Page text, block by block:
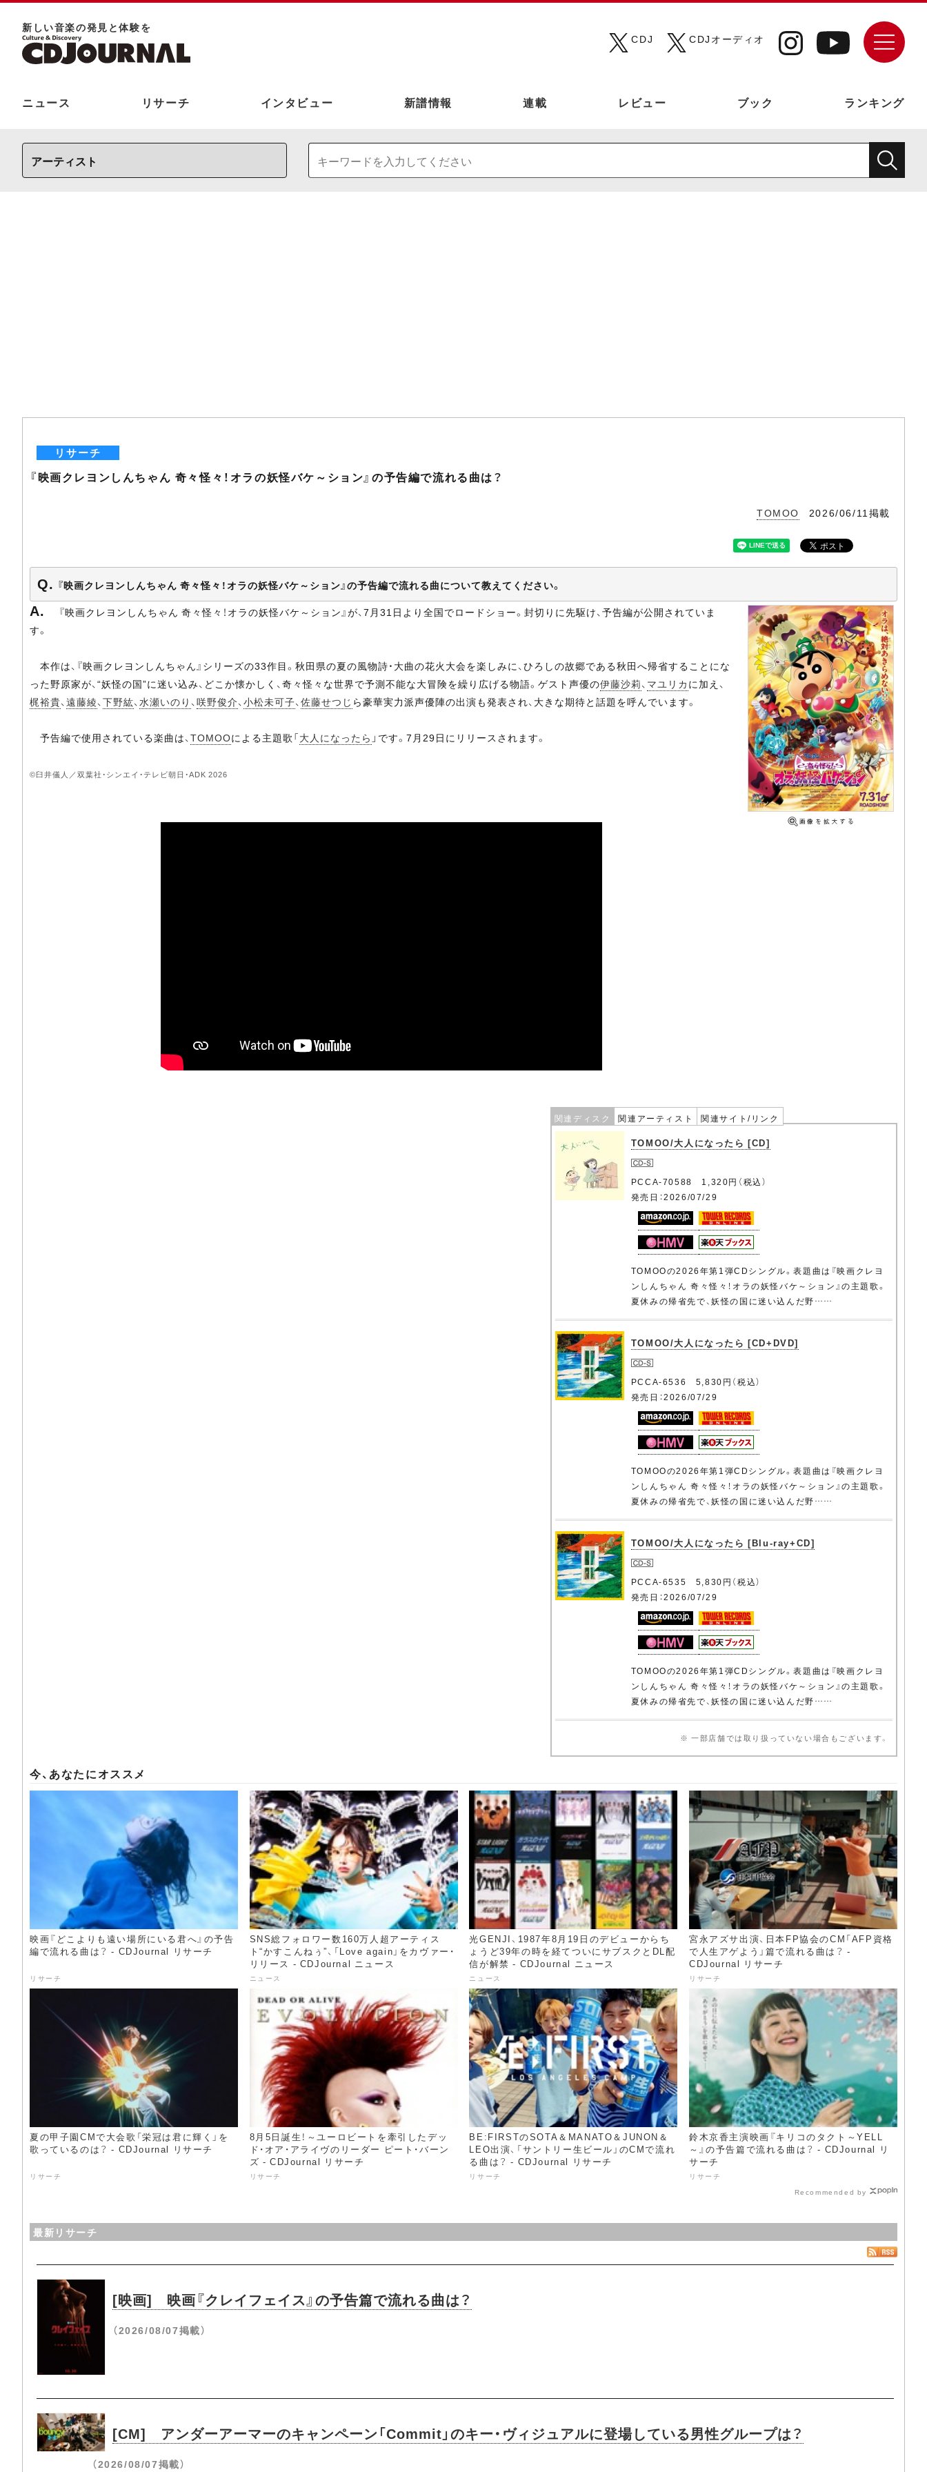
新しい⾳楽の発⾒と体験を
CDJ
CDJオーディオ
ニュース リサーチ インタビュー 新譜情報 連載 レビュー ブック ランキング
リサーチ
『映画クレヨンしんちゃん 奇々怪々！オラの妖怪バケ～ション』の予告編で流れる曲は？
TOMOO 2026/06/11掲載
『映画クレヨンしんちゃん 奇々怪々！オラの妖怪バケ～ション』の予告編で流れる曲について教えてください。
『映画クレヨンしんちゃん 奇々怪々！オラの妖怪バケ～ション』が、7月31日より全国でロードショー。封切りに先駆け、予告編が公開されていま
す。
本作は、『映画クレヨンしんちゃん』シリーズの33作目。秋田県の夏の風物詩・大曲の花火大会を楽しみに、ひろしの故郷である秋田へ帰省することにな
った野原家が、“妖怪の国”に迷い込み、どこか懐かしく、奇々怪々な世界で予測不能な大冒険を繰り広げる物語。ゲスト声優の伊藤沙莉、 マユリカ に加え、
梶裕貴、遠藤綾、下野紘、水瀬いのり 、咲野俊介、小松未可子、佐藤せつじ ら豪華実力派声優陣の出演も発表され、大きな期待と話題を呼んでいます。
予告編で使用されている楽曲は、TOMOOによる主題歌「大人になったら 」です。7月29日にリリースされます。
©臼井儀人／双葉社・シンエイ・テレビ朝日・ADK 2026
関連ディスク 関連アーティスト 関連サイト/リンク
TOMOO/大人になったら [CD]
PCCA-70588 1,320円（税込）
発売日：2026/07/29
TOMOOの2026年第1弾CDシングル。表題曲は『映画クレヨ
ンしんちゃん 奇々怪々！オラの妖怪バケ～ション』の主題歌。
夏休みの帰省先で、妖怪の国に迷い込んだ野……
TOMOO/大人になったら [CD+DVD]
PCCA-6536 5,830円（税込）
発売日：2026/07/29
TOMOOの2026年第1弾CDシングル。表題曲は『映画クレヨ
ンしんちゃん 奇々怪々！オラの妖怪バケ～ション』の主題歌。
夏休みの帰省先で、妖怪の国に迷い込んだ野……
TOMOO/大人になったら [Blu-ray+CD]
PCCA-6535 5,830円（税込）
発売日：2026/07/29
TOMOOの2026年第1弾CDシングル。表題曲は『映画クレヨ
ンしんちゃん 奇々怪々！オラの妖怪バケ～ション』の主題歌。
夏休みの帰省先で、妖怪の国に迷い込んだ野……
※ 一部店舗では取り扱っていない場合もございます。
今、あなたにオススメ
映画『どこよりも遠い場所にいる君へ』の予告
編で流れる曲は？ - CDJournal リサーチ
リサーチ
SNS総フォロワー数160万人超アーティス
ト“かすこんねぅ”、「Love again」をカヴァー・
リリース - CDJournal ニュース
ニュース
光GENJI、1987年8月19日のデビューからち
ょうど39年の時を経てついにサブスクとDL配
信が解禁 - CDJournal ニュース
ニュース
宮永アズサ出演、日本FP協会のCM「AFP資格
で人生アゲよう」篇で流れる曲は？ -
CDJournal リサーチ
リサーチ
夏の甲子園CMで大会歌「栄冠は君に輝く」を
歌っているのは？ - CDJournal リサーチ
リサーチ
8月5日誕生！～ユーロビートを牽引したデッ
ド・オア・アライヴのリーダー ピート・バーン
ズ - CDJournal リサーチ
リサーチ
BE:FIRSTのSOTA＆MANATO＆JUNON＆
LEO出演、「サントリー生ビール」のCMで流れ
る曲は？ - CDJournal リサーチ
リサーチ
鈴木京香主演映画『キリコのタクト～YELL
～』の予告篇で流れる曲は？ - CDJournal リ
サーチ
リサーチ
Recommended by
最新リサーチ
[映画] 映画『クレイフェイス』の予告篇で流れる曲は？
（2026/08/07掲載）
[CM] アンダーアーマーのキャンペーン「Commit」のキー・ヴィジュアルに登場している男性グループは？
（2026/08/07掲載）